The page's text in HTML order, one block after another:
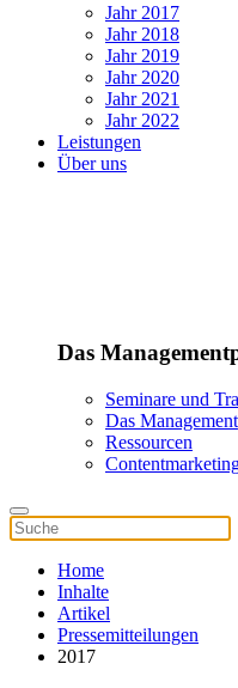
Jahr 2017
Jahr 2018
Jahr 2019
Jahr 2020
Jahr 2021
Jahr 2022
Leistungen
Über uns
Das
Seminare und
Das Management
Ressourcen
Home
Inhalte
Artikel
Pressemitteilungen
2017